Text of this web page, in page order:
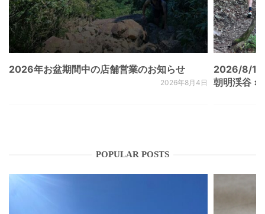
2026年お盆期間中の店舗営業のお知らせ
2026年8月4日
2026/8/
朝明渓谷 ×
POPULAR POSTS